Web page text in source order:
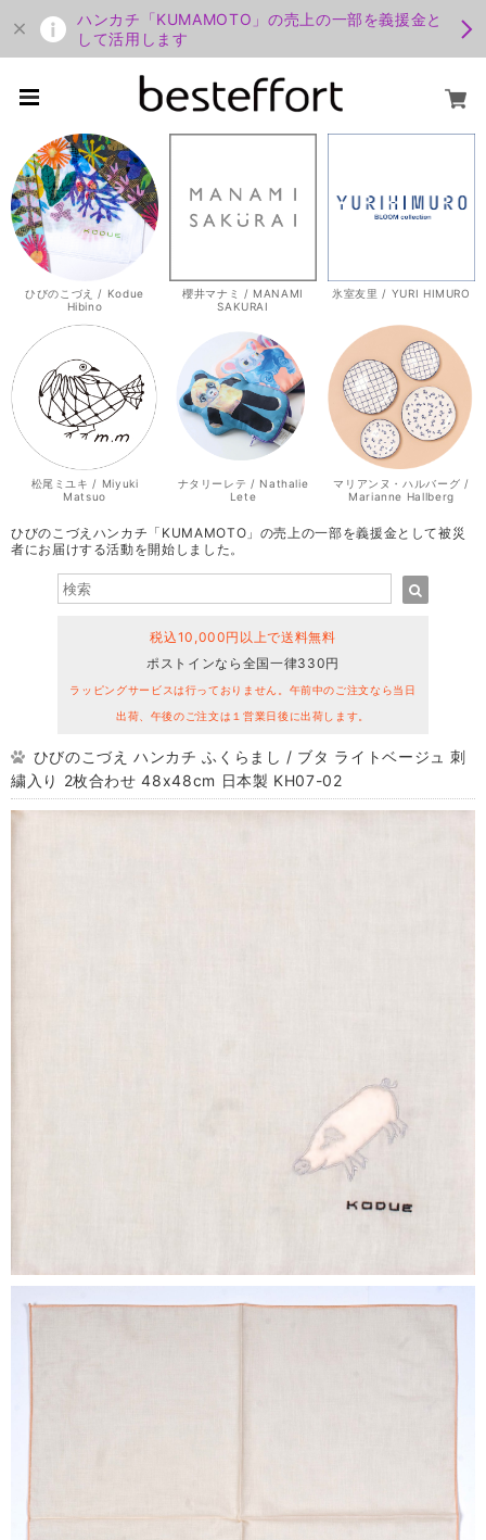
ハンカチ「KUMAMOTO」の売上の一部を義援金と
して活用します
ひびのこづえ / Kodue
Hibino
櫻井マナミ / MANAMI
SAKURAI
氷室友里 / YURI HIMURO
松尾ミユキ / Miyuki
Matsuo
ナタリーレテ / Nathalie
Lete
マリアンヌ・ハルバーグ /
Marianne Hallberg
ひびのこづえハンカチ「KUMAMOTO」の売上の一部を義援金として被災
者にお届けする活動を開始しました。
税込10,000円以上で送料無料
ポストインなら全国一律330円
ラッピングサービスは行っておりません。午前中のご注文なら当日
出荷、午後のご注文は１営業日後に出荷します。
ひびのこづえ ハンカチ ふくらまし / ブタ ライトベージュ 刺
繍入り 2枚合わせ 48x48cm 日本製 KH07-02